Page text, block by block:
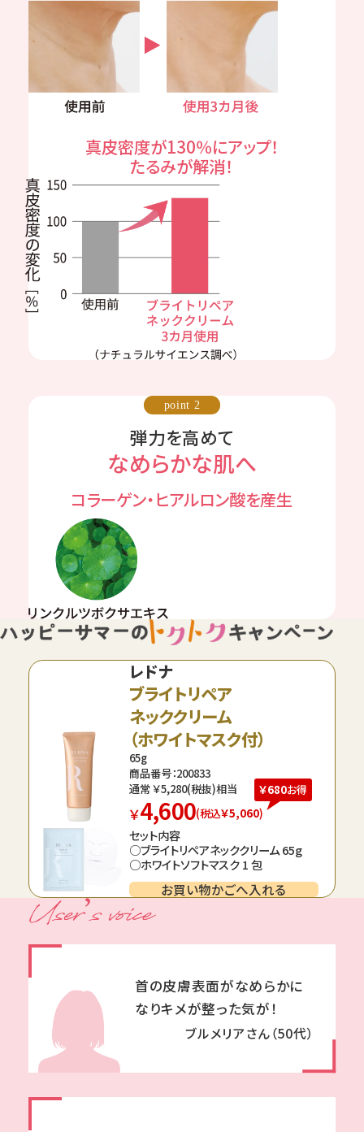
真皮密度が130％にアップ！
たるみが解消！
point 2
弾力を高めて
なめらかな肌へ
コラーゲン・ヒアルロン酸を産生
レドナ
ブライトリペア
ネッククリーム
（ホワイトマスク付）
65g
商品番号：200833
通常 ￥5,280(税抜)相当
￥4,600(税込￥5,060)
￥680お得
セット内容
○ブライトリペアネッククリーム 65g
○ホワイトソフトマスク 1 包
お買い物かごへ入れる
首の皮膚表面がなめらかに
なりキメが整った気が！
ブルメリアさん（50代）